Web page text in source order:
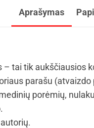
Aprašymas
tai tik aukščiausios
parašu
porėmių,